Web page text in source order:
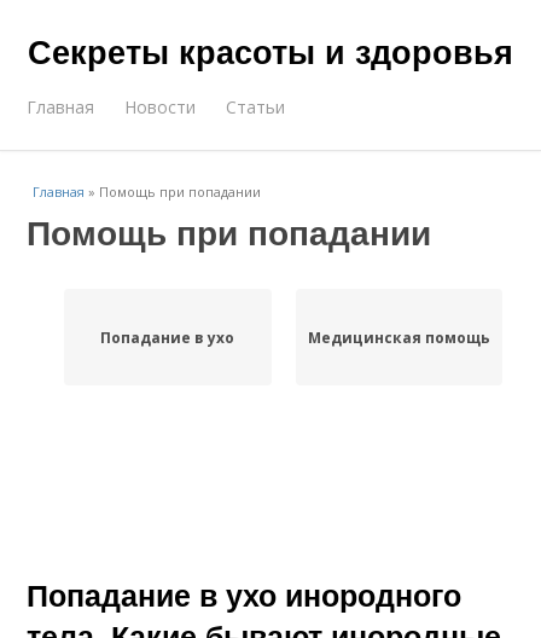
Секреты красоты и здоровья
Главная Новости Статьи
Главная » Помощь при попадании
Помощь при попадании
Попадание в ухо Медицинская помощь
Попадание в ухо инородного